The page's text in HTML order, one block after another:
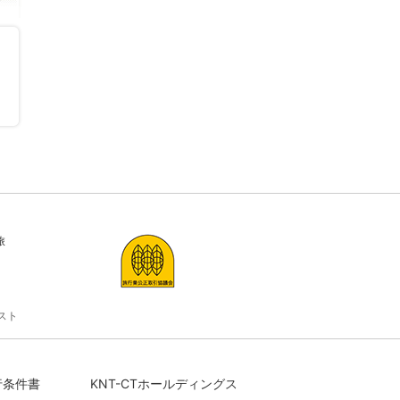
ト
件書 KNT-CTホールディングス